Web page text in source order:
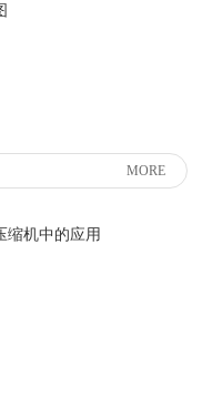
MORE
缩机中的应用